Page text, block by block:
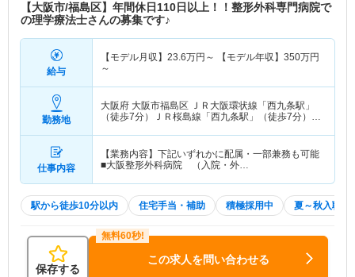
【大阪市/福島区】年間休日110日以上！！整形外科専門病院で
の理学療法士さんの募集です♪
給与
【モデル月収】 23.6万円～ 【モデル年収】 350万円
～
勤務地
大阪府 大阪市福島区 ＪＲ大阪環状線「西九条駅」
（徒歩7分）ＪＲ桜島線「西九条駅」（徒歩7分）
仕事内容
【業務内容】下記いずれかに配属・一部兼務も可能
■大阪整形外科病院 （入院・外…
駅から徒歩10分以内 住宅手当・補助 積極採用中 夏～秋入職可
保存する
この求人を問い合わせる